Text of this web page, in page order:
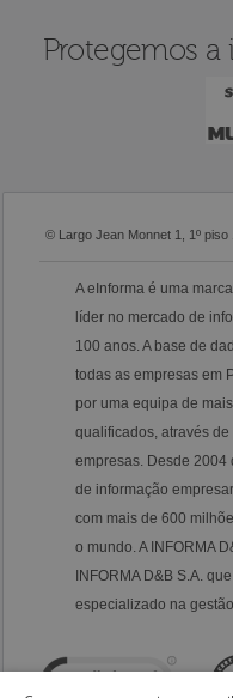
Protegemos a
© Largo Jean Monnet 1, 1º
A eInforma é uma
líder no mercado de
100 anos. A base de
todas as empresas em
por uma equipa de
qualificados, através
empresas. Desde 2004
de informação
com mais de 600
o mundo. A INFORMA
INFORMA D&B S.A.
especializado na